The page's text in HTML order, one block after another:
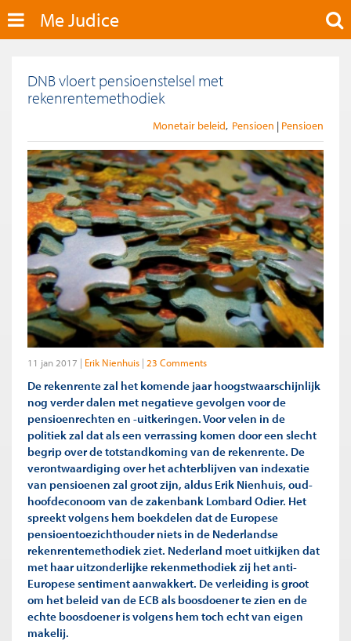
Me Judice
DNB vloert pensioenstelsel met
rekenrentemethodiek
Monetair beleid Pensioen Pensioen
11 jan 2017 Erik Nienhuis 23 Comments
De rekenrente zal het komende jaar hoogstwaarschijnlijk
nog verder dalen met negatieve gevolgen voor de
pensioenrechten en -uitkeringen. Voor velen in de
politiek zal dat als een verrassing komen door een slecht
begrip over de totstandkoming van de rekenrente. De
verontwaardiging over het achterblijven van indexatie
van pensioenen zal groot zijn, aldus Erik Nienhuis, oud-
hoofdeconoom van de zakenbank Lombard Odier. Het
spreekt volgens hem boekdelen dat de Europese
pensioentoezichthouder niets in de Nederlandse
rekenrentemethodiek ziet. Nederland moet uitkijken dat
met haar uitzonderlijke rekenmethodiek zij het anti-
Europese sentiment aanwakkert. De verleiding is groot
om het beleid van de ECB als boosdoener te zien en de
echte boosdoener is volgens hem toch echt van eigen
makelij.